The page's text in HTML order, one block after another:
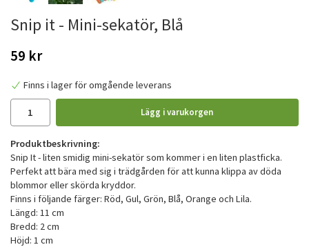
Snip it - Mini-sekatör, Blå
59 kr
Finns i lager för omgående leverans
Lägg i varukorgen
Produktbeskrivning:
Snip It - liten smidig mini-sekatör som kommer i en liten plastficka.
Perfekt att bära med sig i trädgården för att kunna klippa av döda
blommor eller skörda kryddor.
Finns i följande färger: Röd, Gul, Grön, Blå, Orange och Lila.
Längd: 11 cm
Bredd: 2 cm
Höjd: 1 cm